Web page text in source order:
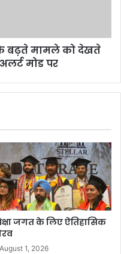
बढ़ते मामले को देखते
मोड पर
जगत के लिए ऐतिहासिक
August 1, 2026